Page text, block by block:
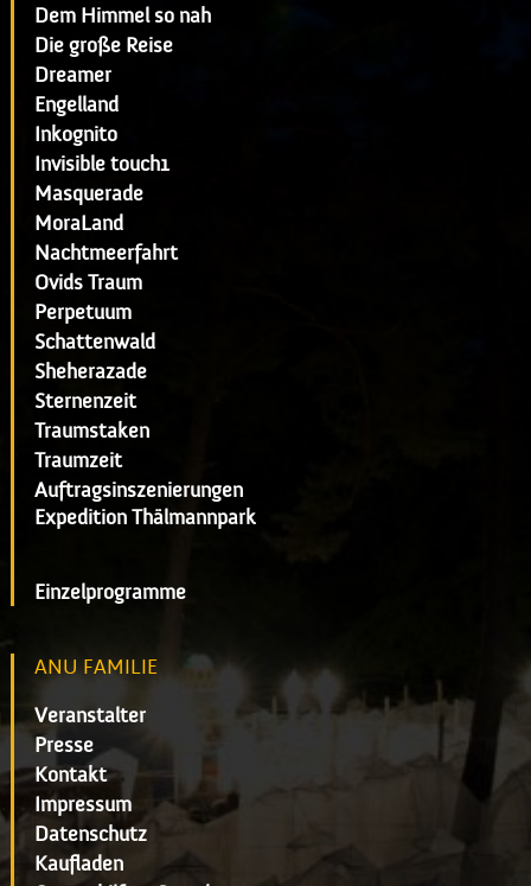
Dem Himmel so nah
Die große Reise
Dreamer
Engelland
Inkognito
Invisible touch1
Masquerade
MoraLand
Nachtmeerfahrt
Ovids Traum
Perpetuum
Schattenwald
Sheherazade
Sternenzeit
Traumstaken
Traumzeit
Auftragsinszenierungen
Expedition Thälmannpark
Einzelprogramme
ANU FAMILIE
Veranstalter
Presse
Kontakt
Impressum
Datenschutz
Kaufladen